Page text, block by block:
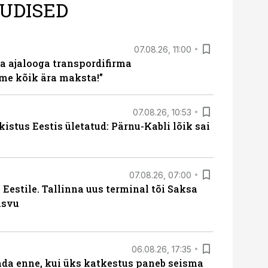
07.08.26, 11:00
ajalooga transpordifirma
kõik ära maksta!”
07.08.26, 10:53
Eestis ületatud: Pärnu-Kabli lõik sai
07.08.26, 07:00
Tallinna uus terminal tõi Saksa
06.08.26, 17:35
enne, kui üks katkestus paneb seisma